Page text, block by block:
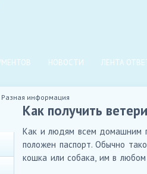
НОВОСТИ ЛЕНТА
Разная информация
Как получить
Как и людям всем домашним
положен паспорт. Обычно
кошка или собака, им в